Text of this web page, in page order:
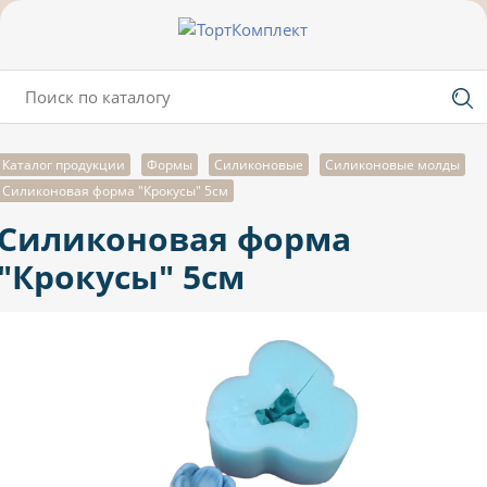
Каталог продукции Формы Силиконовые
Силиконовые молды
Силиконовая форма "Крокусы" 5см
форма
5см